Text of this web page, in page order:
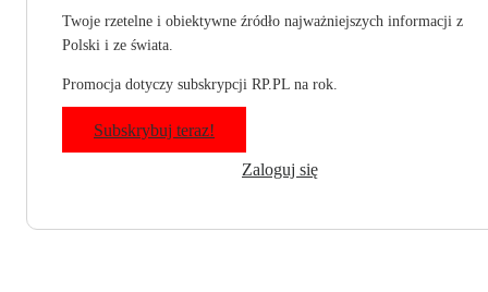
Twoje rzetelne i obiektywne źródło najważniejszych informacji z
Polski i ze świata.
Promocja dotyczy subskrypcji RP.PL na rok.
Subskrybuj teraz!
Zaloguj się